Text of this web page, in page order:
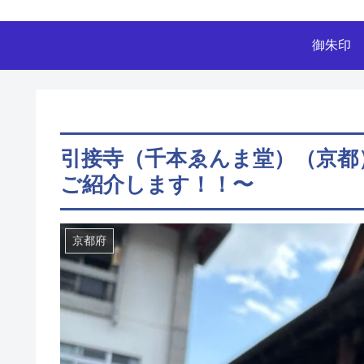
御朱印
引接寺（千本ゑんま堂）（京
ご紹介します！！〜
京都府